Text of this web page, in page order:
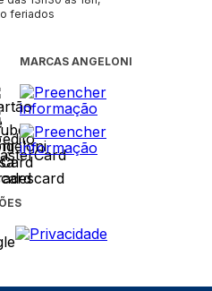
feriados
MARCAS ANGELONI